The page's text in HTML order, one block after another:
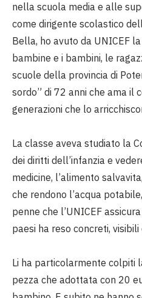
nella scuola media e alle
come dirigente scolastico
Bella, ho avuto da UNICEF
bambine e i bambini, le
scuole della provincia di
sordo” di 72 anni che ama il
generazioni che lo
La classe aveva studiato la
dei diritti dell’infanzia e
medicine, l’alimento
che rendono l’acqua
penne che l’UNICEF
paesi ha reso concreti,
Li ha particolarmente colpiti
pezza che adottata con 20